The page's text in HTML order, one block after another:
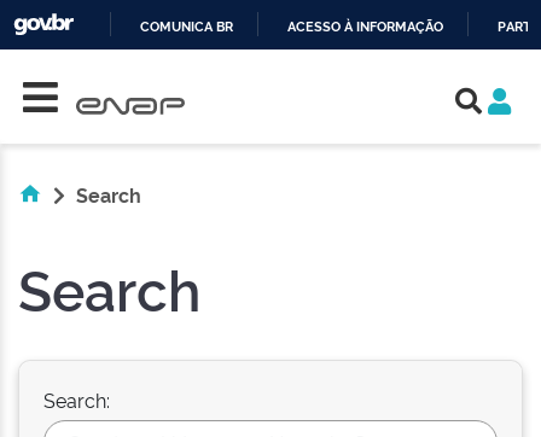
COMUNICA BR ACESSO À INFORMAÇÃO
Search
Search
Search: